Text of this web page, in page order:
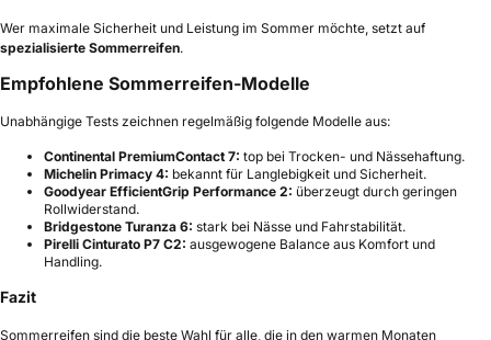
Wer maximale Sicherheit und Leistung im Sommer möchte, setzt auf
spezialisierte Sommerreifen.
Empfohlene Sommerreifen-Modelle
Unabhängige Tests zeichnen regelmäßig folgende Modelle aus:
Continental PremiumContact 7: top bei Trocken- und Nässehaftung.
Michelin Primacy 4: bekannt für Langlebigkeit und Sicherheit.
Goodyear EfficientGrip Performance 2: überzeugt durch geringen
Rollwiderstand.
Bridgestone Turanza 6: stark bei Nässe und Fahrstabilität.
Pirelli Cinturato P7 C2: ausgewogene Balance aus Komfort und
Handling.
Fazit
Sommerreifen sind die beste Wahl für alle, die in den warmen Monaten